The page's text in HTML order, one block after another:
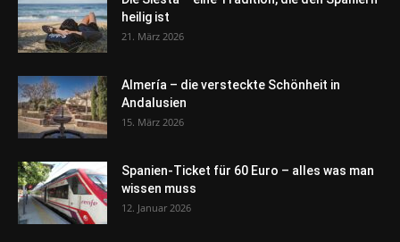
heilig ist
21. März 2026
Almería – die versteckte Schönheit in
Andalusien
15. März 2026
Spanien-Ticket für 60 Euro – alles was man
wissen muss
12. Januar 2026